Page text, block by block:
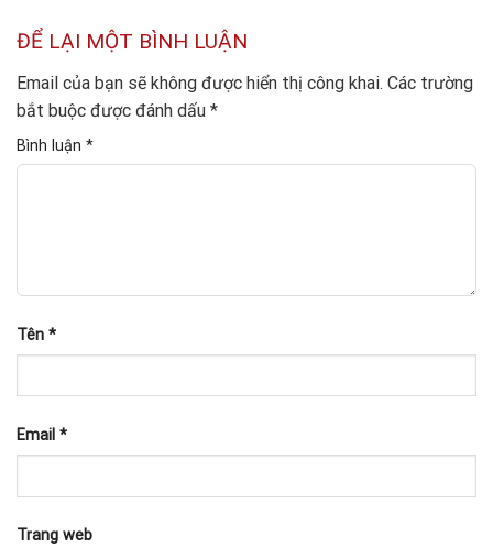
ĐỂ LẠI MỘT BÌNH LUẬN
Email của bạn sẽ không được hiển thị công khai. Các trường
bắt buộc được đánh dấu *
Bình luận *
Tên *
Email *
Trang web